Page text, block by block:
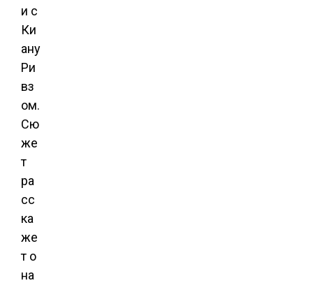
и с
Ки
ану
Ри
вз
ом.
Сю
же
т
ра
сс
ка
же
т о
на